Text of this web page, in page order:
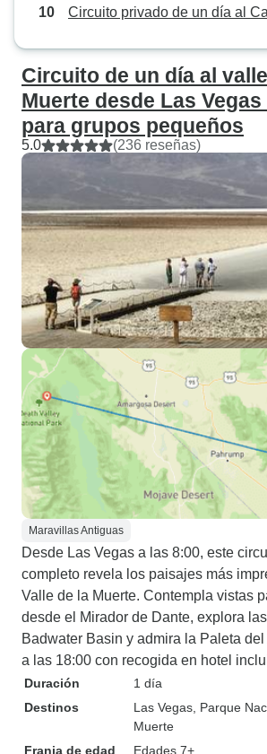
Circuito privado de un día al
Circuito de un día al
Muerte desde Las
para grupos pequeños
5.0 (236 reseñas)
Maravillas Antiguas
Desde Las Vegas a las 8:00, este
completo revela los paisajes más
Valle de la Muerte. Contempla vistas
desde el Mirador de Dante, explora
Badwater Basin y admira la Paleta
a las 18:00 con recogida en hotel
Duración
1 día
Destinos
Las Vegas , Parque
Muerte
Franja de edad
Edades 7+